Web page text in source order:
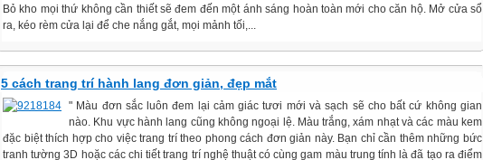
Bỏ kho mọi thứ không cần thiết sẽ đem đến một ánh sáng hoàn toàn mới cho căn hộ. Mở cửa sổ
ra, kéo rèm cửa lại để che nắng gắt, mọi mảnh tối,...
5 cách trang trí hành lang đơn giản, đẹp mắt
" Màu đơn sắc luôn đem lại cảm giác tươi mới và sạch sẽ cho bất cứ không gian
nào. Khu vực hành lang cũng không ngoại lệ. Màu trắng, xám nhạt và các màu kem
đặc biệt thích hợp cho việc trang trí theo phong cách đơn giản này. Bạn chỉ cần thêm những bức
tranh tường 3D hoặc các chi tiết trang trí nghệ thuật có cùng gam màu trung tính là đã tạo ra điểm